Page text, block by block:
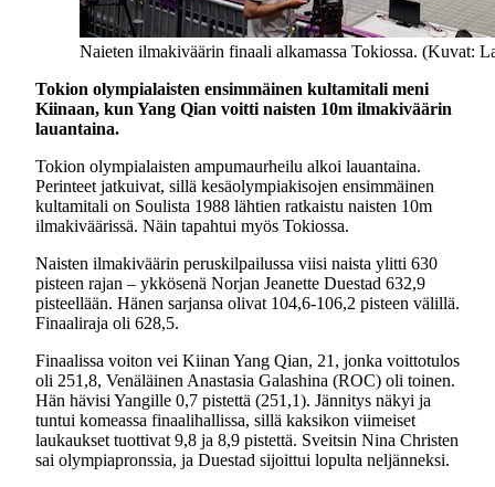
Naieten ilmakiväärin finaali alkamassa Tokiossa. (Kuvat:
Tokion olympialaisten ensimmäinen kultamitali meni
Kiinaan, kun Yang Qian voitti naisten 10m ilmakiväärin
lauantaina.
Tokion olympialaisten ampumaurheilu alkoi lauantaina.
Perinteet jatkuivat, sillä kesäolympiakisojen ensimmäinen
kultamitali on Soulista 1988 lähtien ratkaistu naisten 10m
ilmakiväärissä. Näin tapahtui myös Tokiossa.
Naisten ilmakiväärin peruskilpailussa viisi naista ylitti 630
pisteen rajan – ykkösenä Norjan Jeanette Duestad 632,9
pisteellään. Hänen sarjansa olivat 104,6-106,2 pisteen välillä.
Finaaliraja oli 628,5.
Finaalissa voiton vei Kiinan Yang Qian, 21, jonka voittotulos
oli 251,8, Venäläinen Anastasia Galashina (ROC) oli toinen.
Hän hävisi Yangille 0,7 pistettä (251,1). Jännitys näkyi ja
tuntui komeassa finaalihallissa, sillä kaksikon viimeiset
laukaukset tuottivat 9,8 ja 8,9 pistettä. Sveitsin Nina Christen
sai olympiapronssia, ja Duestad sijoittui lopulta neljänneksi.